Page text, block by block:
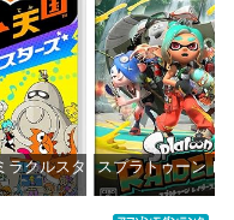
ラインコード版
ラクルスターズ -Switch
スプラトゥーン レ